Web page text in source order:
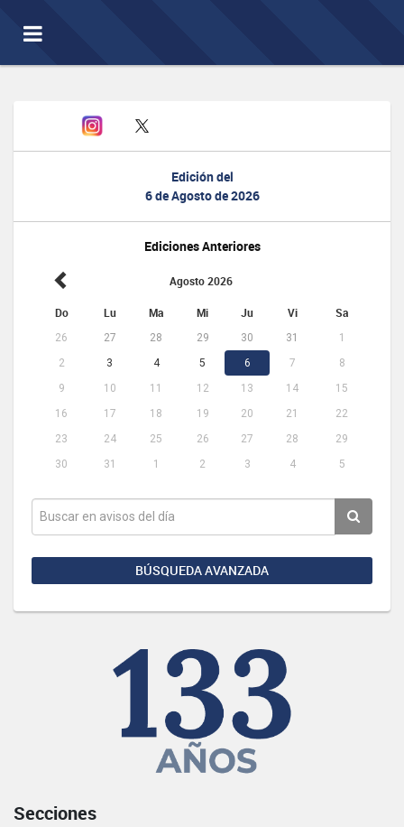
Toggle
navigation
Edición del
6 de Agosto de 2026
Ediciones Anteriores
Agosto 2026
Do Lu Ma Mi Ju Vi Sa
26 27 28 29 30 31
1
2
3 4 5 6 7
8
9
10 11 12 13 14
15
16
17 18 19 20 21
22
23
24 25 26 27 28
29
30
31 1 2 3 4 5
BÚSQUEDA AVANZADA
Secciones